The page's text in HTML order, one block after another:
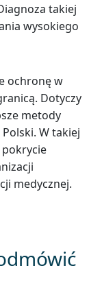
takiej
wysokiego
ochronę w
Dotyczy
metody
W takiej
pokrycie
medycznej.